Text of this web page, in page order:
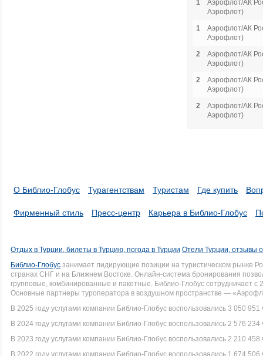
1
Аэрофлот/АК
Аэрофлот)
1
Аэрофлот/АК
Аэрофлот)
2
Аэрофлот/АК
Аэрофлот)
2
Аэрофлот/АК
Аэрофлот)
2
Аэрофлот/АК
Аэрофлот)
О Библио-Глобус Турагентствам Туристам Где купить
Фирменный стиль Пресс-центр Карьера в Библио-Глобус
Отдых в Турции, билеты в Турцию, погода в Турции Отели Турции, отзывы
Библио-Глобус занимает лидирующие позиции на туристическом рынке
странах СНГ и на Ближнем Востоке. Онлайн-система бронирования
групповые, комбинированные и пакетные. Библио-Глобус сотрудничает
Основные партнеры туроператора в воздушном пространстве —
В 2025 году услугами компании Библио-Глобус воспользовались 3 050 951
В 2024 году услугами компании Библио-Глобус воспользовались 2 576 234
В 2023 году услугами компании Библио-Глобус воспользовались 2 210 458
В 2022 году услугами компании Библио-Глобус воспользовались 1 674 506